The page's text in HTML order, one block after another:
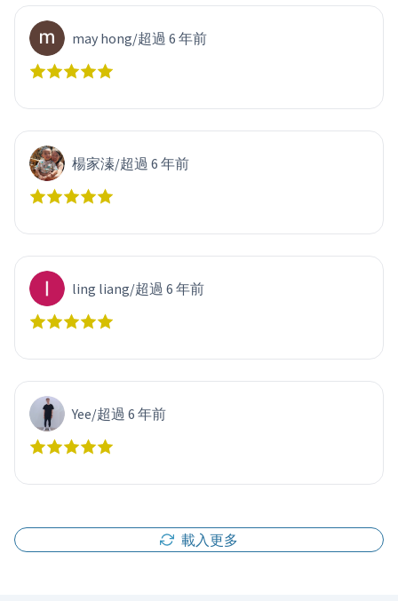
may hong/超過 6 年前
楊家溱/超過 6 年前
ling liang/超過 6 年前
Yee/超過 6 年前
載入更多